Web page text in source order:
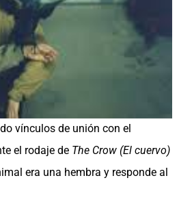
vínculos de unión con el
el rodaje de The Crow (El cuervo)
era una hembra y responde al